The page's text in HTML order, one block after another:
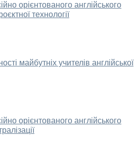
орієнтованого англійського
технології
майбутніх учителів англійської
орієнтованого англійського